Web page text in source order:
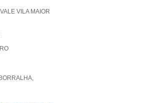
VILA MAIOR